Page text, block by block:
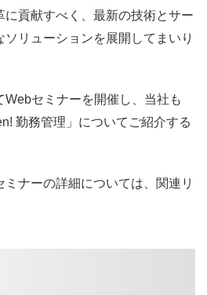
貢献すべく、最新の技術とサー
ソリューションを展開してまいり
Webセミナーを開催し、当社も
勤務管理」についてご紹介する
ナーの詳細については、関連リ